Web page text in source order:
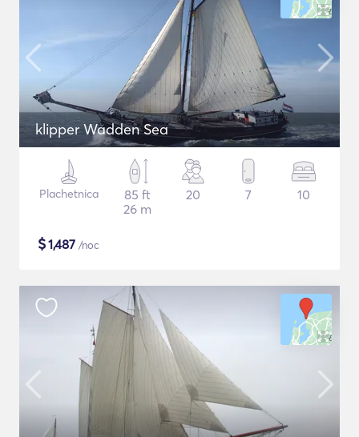
klipper Wadden Sea
Plachetnica
85 ft
26 m
20 7 10
$1,487 /noc